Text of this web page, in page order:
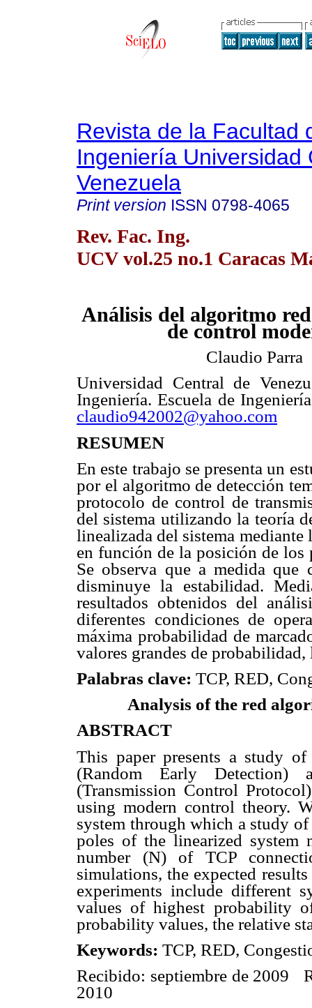
Revista de la Facultad
Ingeniería Universidad
Venezuela
Print version ISSN 0798-4065
Rev. Fac. Ing.
UCV vol.25 no.1 Caracas
Análisis del algoritmo red
de control
Claudio Parra
Universidad Central de
Ingeniería. Escuela de
claudio942002@yahoo.com
RESUMEN
En este trabajo se presenta un
por el algoritmo de detección
protocolo de control de
del sistema utilizando la teoría
linealizada del sistema mediante
en función de la posición de los
Se observa que a medida que
disminuye la estabilidad.
resultados obtenidos del
diferentes condiciones de
máxima probabilidad de
valores grandes de
Palabras clave: TCP, RED,
Analysis of the red
ABSTRACT
This paper presents a study
(Random Early
(Transmission Control
using modern control theory.
system through which a study
poles of the linearized system
number (N) of TCP
simulations, the expected
experiments include different
values of highest probability
probability values, the relative
Keywords: TCP, RED,
Recibido: septiembre de 2009
2010